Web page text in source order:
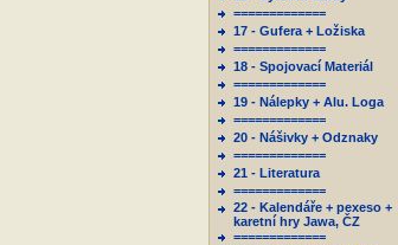
=============
17 - Gufera + Ložiska
=============
18 - Spojovací Materiál
=============
19 - Nálepky + Alu. Loga
=============
20 - Nášivky + Odznaky
=============
21 - Literatura
=============
22 - Kalendáře + pexeso +
karetní hry Jawa, ČZ
=============